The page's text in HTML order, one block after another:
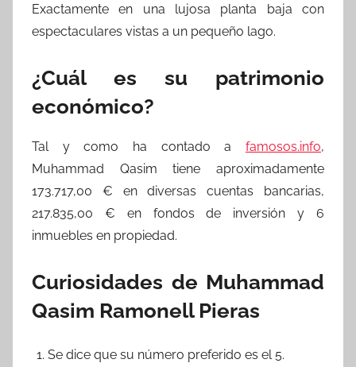
Exactamente en una lujosa planta baja con
espectaculares vistas a un pequeño lago.
¿Cuál es su patrimonio
económico?
Tal y como ha contado a famosos.info,
Muhammad Qasim tiene aproximadamente
173.717,00 € en diversas cuentas bancarias,
217.835,00 € en fondos de inversión y 6
inmuebles en propiedad.
Curiosidades de Muhammad
Qasim Ramonell Pieras
Se dice que su número preferido es el 5.